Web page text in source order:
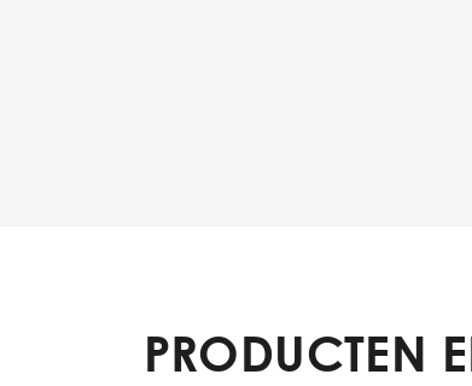
PRODUCTEN